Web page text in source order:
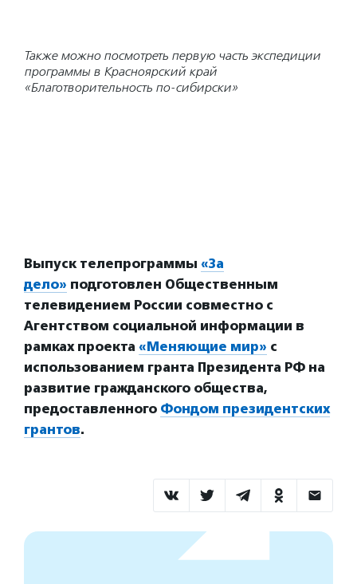
Также можно посмотреть первую часть экспедиции
программы в Красноярский край
«Благотворительность по-сибирски»
Выпуск телепрограммы «За
дело» подготовлен Общественным
телевидением России совместно с
Агентством социальной информации в
рамках проекта «Меняющие мир» с
использованием гранта Президента РФ на
развитие гражданского общества,
предоставленного Фондом президентских
грантов.